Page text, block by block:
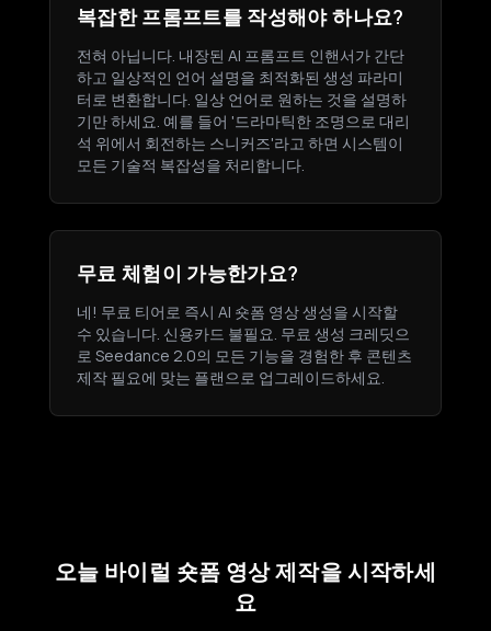
복잡한 프롬프트를 작성해야 하나요?
전혀 아닙니다. 내장된 AI 프롬프트 인핸서가 간단
하고 일상적인 언어 설명을 최적화된 생성 파라미
터로 변환합니다. 일상 언어로 원하는 것을 설명하
기만 하세요. 예를 들어 '드라마틱한 조명으로 대리
석 위에서 회전하는 스니커즈'라고 하면 시스템이
모든 기술적 복잡성을 처리합니다.
무료 체험이 가능한가요?
네! 무료 티어로 즉시 AI 숏폼 영상 생성을 시작할
수 있습니다. 신용카드 불필요. 무료 생성 크레딧으
로 Seedance 2.0의 모든 기능을 경험한 후 콘텐츠
제작 필요에 맞는 플랜으로 업그레이드하세요.
오늘 바이럴 숏폼 영상 제작을 시작하세
요